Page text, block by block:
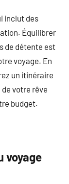
inclut des
Équilibrer
de détente est
voyage. En
un itinéraire
votre rêve
budget.
voyage